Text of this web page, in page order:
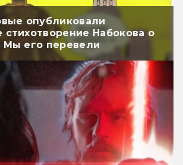
опубликовали
стихотворение Набокова о
Мы его перевели